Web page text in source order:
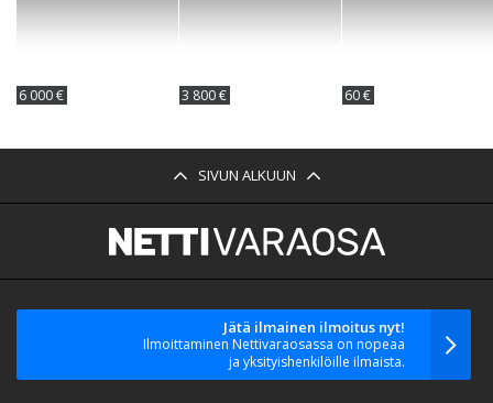
6 000 € 3 800 € 60 €
SIVUN ALKUUN
Jätä ilmainen ilmoitus nyt!
Ilmoittaminen Nettivaraosassa on nopeaa
ja yksityishenkilöille ilmaista.